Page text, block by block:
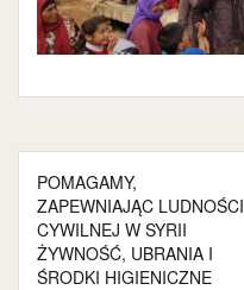
Nawigacja
wpisu
POMAGAMY,
ZAPEWNIAJĄC LUDNOŚCI
CYWILNEJ W SYRII
ŻYWNOŚĆ, UBRANIA I
ŚRODKI HIGIENICZNE